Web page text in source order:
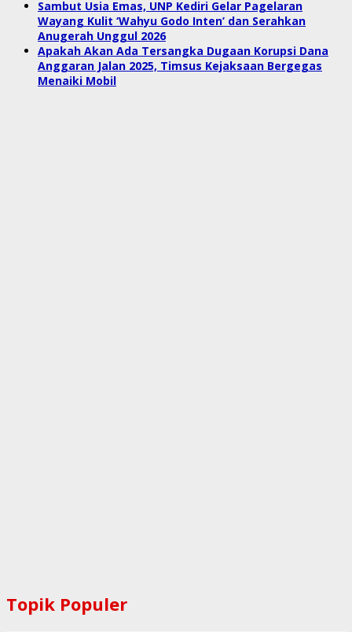
Sambut Usia Emas, UNP Kediri Gelar Pagelaran
Wayang Kulit ‘Wahyu Godo Inten’ dan Serahkan
Anugerah Unggul 2026
Apakah Akan Ada Tersangka Dugaan Korupsi Dana
Anggaran Jalan 2025, Timsus Kejaksaan Bergegas
Menaiki Mobil
Topik Populer